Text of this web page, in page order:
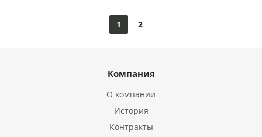
1 2
Компания
О компании
История
Контракты